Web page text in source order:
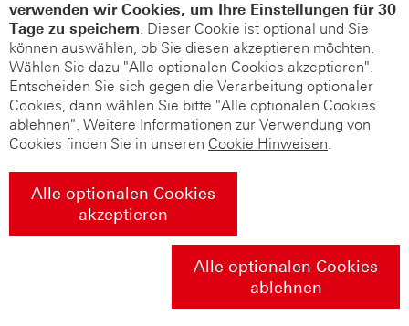
verwenden wir Cookies, um Ihre Einstellungen für 30
Tage zu speichern. Dieser Cookie ist optional und Sie
können auswählen, ob Sie diesen akzeptieren möchten.
Wählen Sie dazu "Alle optionalen Cookies akzeptieren".
Entscheiden Sie sich gegen die Verarbeitung optionaler
Cookies, dann wählen Sie bitte "Alle optionalen Cookies
ablehnen". Weitere Informationen zur Verwendung von
Cookies finden Sie in unseren Cookie Hinweisen.
Alle optionalen Cookies
akzeptieren
Alle optionalen Cookies
ablehnen